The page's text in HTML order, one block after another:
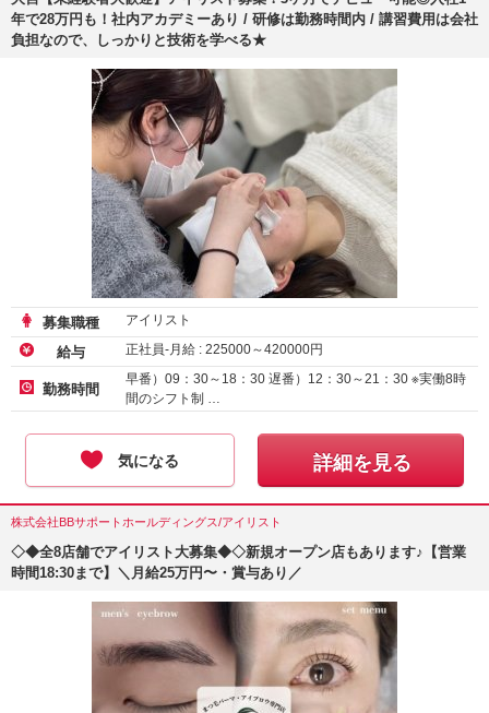
年で28万円も！社内アカデミーあり / 研修は勤務時間内 / 講習費用は会社
負担なので、しっかりと技術を学べる★
募集職種 アイリスト
給与 正社員-月給 : 225000～420000円
勤務時間
早番）09：30～18：30 遅番）12：30～21：30 ※実働8時
間のシフト制 …
気になる 詳細を見る
株式会社BBサポートホールディングス/アイリスト
◇◆全8店舗でアイリスト大募集◆◇新規オープン店もあります♪【営業
時間18:30まで】＼月給25万円〜・賞与あり／